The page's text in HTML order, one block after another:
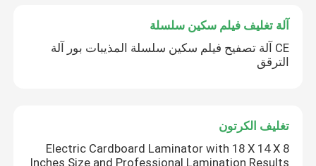
آلة تغليف فيلم سكين سلسلة
CE آلة تصفيح فيلم سكين سلسلة المذيبات بور آلة
الترقق
تغليف الكرتون
Electric Cardboard Laminator with 18 X 14 X 8
Inches Size and Professional Lamination Results